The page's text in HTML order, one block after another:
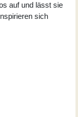
auf und lässt sie
sich